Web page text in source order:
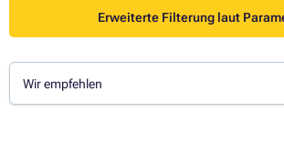
Erweiterte Filterung laut
Wir empfehlen